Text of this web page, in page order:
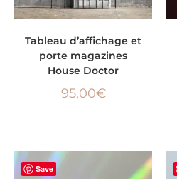
Tableau d’affichage et
porte magazines
House Doctor
95,00€
Save